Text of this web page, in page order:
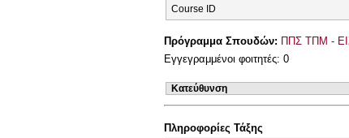
Course ID
Πρόγραμμα Σπουδών: ΠΠΣ ΤΠΜ -
Εγγεγραμμένοι φοιτητές: 0
Κατεύθυνση
Πληροφορίες Τάξης